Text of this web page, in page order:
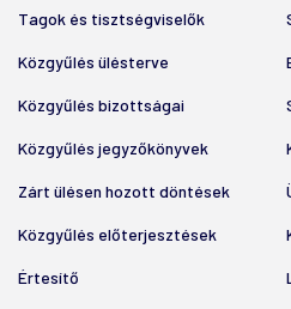
Tagok és tisztségviselők
Közgyűlés ülésterve
Közgyűlés bizottságai
Közgyűlés jegyzőkönyvek
Zárt ülésen hozott döntések
Közgyűlés előterjesztések
Értesítő